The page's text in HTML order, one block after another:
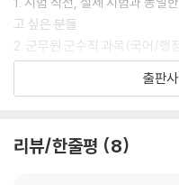
고 싶은 분들
2. 군무원 군수직 과목(국어/행
반영된 모의고사로 실전 감각을
3. 상세한 해설과 모바일 성적
[해커스 교재만의 특장점]
출판
리뷰/한줄평 8